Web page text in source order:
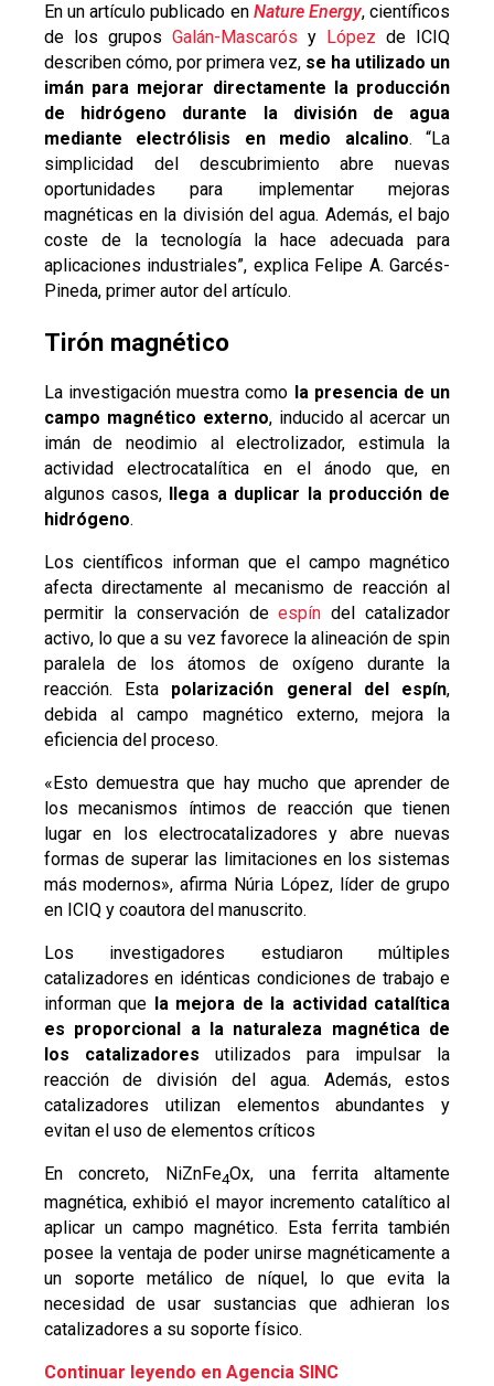
En un artículo publicado en Nature Energy, científicos
de los grupos Galán-Mascarós y López de ICIQ
describen cómo, por primera vez, se ha utilizado un
imán para mejorar directamente la producción
de hidrógeno durante la división de agua
mediante electrólisis en medio alcalino. “La
simplicidad del descubrimiento abre nuevas
oportunidades para implementar mejoras
magnéticas en la división del agua. Además, el bajo
coste de la tecnología la hace adecuada para
aplicaciones industriales”, explica Felipe A. Garcés-
Pineda, primer autor del artículo.
Tirón magnético
La investigación muestra como la presencia de un
campo magnético externo, inducido al acercar un
imán de neodimio al electrolizador, estimula la
actividad electrocatalítica en el ánodo que, en
algunos casos,
llega a duplicar la producción de
hidrógeno.
Los científicos informan que el campo magnético
afecta directamente al mecanismo de reacción al
permitir la conservación deespín del catalizador
activo, lo que a su vez favorece la alineación de spin
paralela de los átomos de oxígeno durante la
reacción. Esta polarización general del espín,
debida al campo magnético externo, mejora la
eficiencia del proceso.
«Esto demuestra que hay mucho que aprender de
los mecanismos íntimos de reacción que tienen
lugar en los electrocatalizadores y abre nuevas
formas de superar las limitaciones en los sistemas
más modernos», afirma Núria López, líder de grupo
en ICIQ y coautora del manuscrito.
Los investigadores estudiaron múltiples
catalizadores en idénticas condiciones de trabajo e
informan que
la mejora de la actividad catalítica
es proporcional a la naturaleza magnética de
los catalizadores utilizados para impulsar la
reacción de división del agua. Además, estos
catalizadores utilizan elementos abundantes y
evitan el uso de elementos críticos
En concreto, NiZnFe4Ox, una ferrita altamente
magnética, exhibió el mayor incremento catalítico al
aplicar un campo magnético. Esta ferrita también
posee la ventaja de poder unirse magnéticamente a
un soporte metálico de níquel, lo que evita la
necesidad de usar sustancias que adhieran los
catalizadores a su soporte físico.
Continuar leyendo en Agencia SINC